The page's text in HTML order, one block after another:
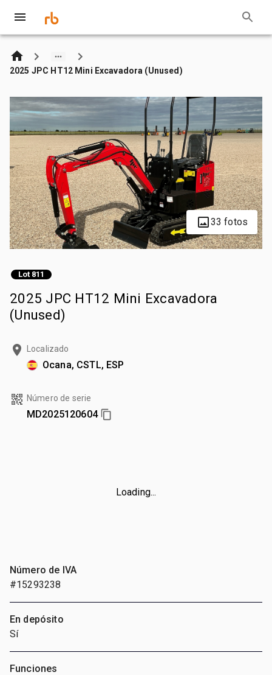
2025 JPC HT12 Mini Excavadora (Unused)
33 fotos
Lot 811
2025 JPC HT12 Mini Excavadora
(Unused)
Localizado
Ocana, CSTL, ESP
Número de serie
MD2025120604
Loading...
Número de IVA
#15293238
En depósito
Sí
Funciones